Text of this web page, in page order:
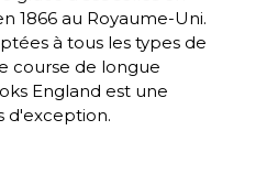
1866 au Royaume-Uni.
à tous les types de
course de longue
England est une
d'exception.